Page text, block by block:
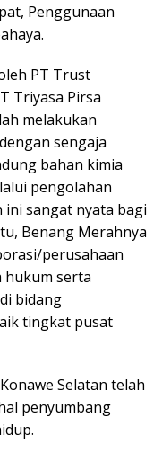
Penggunaan
PT Trust
Triyasa Pirsa
melakukan
sengaja
bahan kimia
pengolahan
ini sangat nyata bagi
Benang Merahnya
perusahaan
hukum serta
bidang
tingkat pusat
Selatan telah
penyumbang